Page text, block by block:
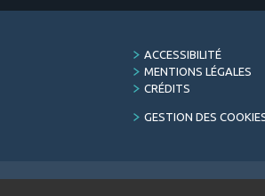
FOOTER
MENU
ACCESSIBILITÉ
MENTIONS LÉGALES
CRÉDITS
GESTION DES